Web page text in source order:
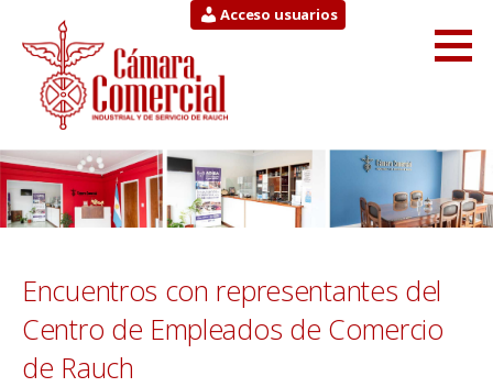
contenido
Cámara Comercial
Acceso usuarios
Encuentros con representantes del
Centro de Empleados de Comercio
de Rauch